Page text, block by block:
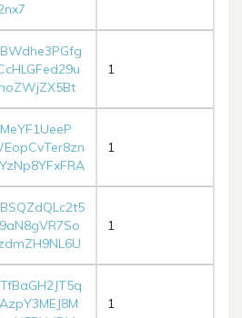
1
1
1
1